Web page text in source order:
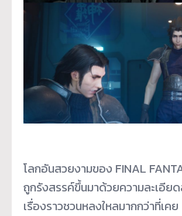
โลกอันสวยงามของ FINAL
ถูกรังสรรค์ขึ้นมาด้วยความละเอีย
เรื่องราวชวนหลงใหลมากกว่าที่เคย